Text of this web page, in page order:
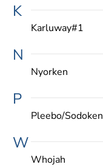
K
Karluway#1
N
Nyorken
P
Pleebo/Sodoken
W
Whojah